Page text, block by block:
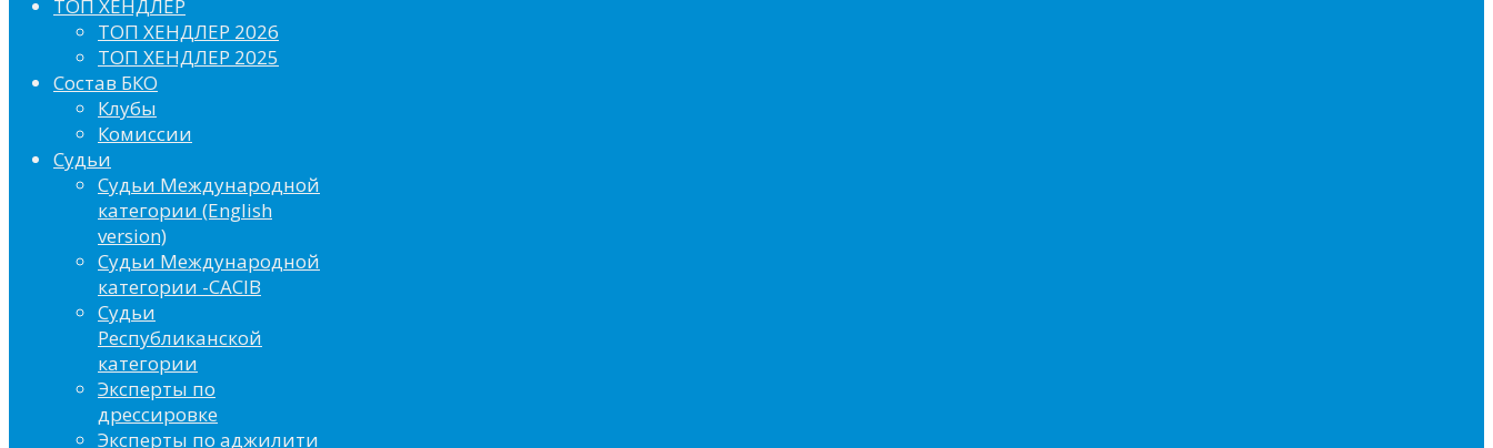
ТОП ХЕНДЛЕР
ТОП ХЕНДЛЕР 2026
ТОП ХЕНДЛЕР 2025
Состав БКО
Клубы
Комиссии
Судьи
Судьи Международной
категории (English
version)
Судьи Международной
категории -CACIB
Судьи
Республиканской
категории
Эксперты по
дрессировке
Эксперты по аджилити